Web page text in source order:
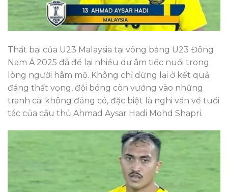
Thất bại của U23 Malaysia tại vòng bảng U23 Đông
Nam Á 2025 đã để lại nhiều dư âm tiếc nuối trong
lòng người hâm mộ. Không chỉ dừng lại ở kết quả
đáng thất vọng, đội bóng còn vướng vào những
tranh cãi không đáng có, đặc biệt là nghi vấn về tuổi
tác của cầu thủ Ahmad Aysar Hadi Mohd Shapri.